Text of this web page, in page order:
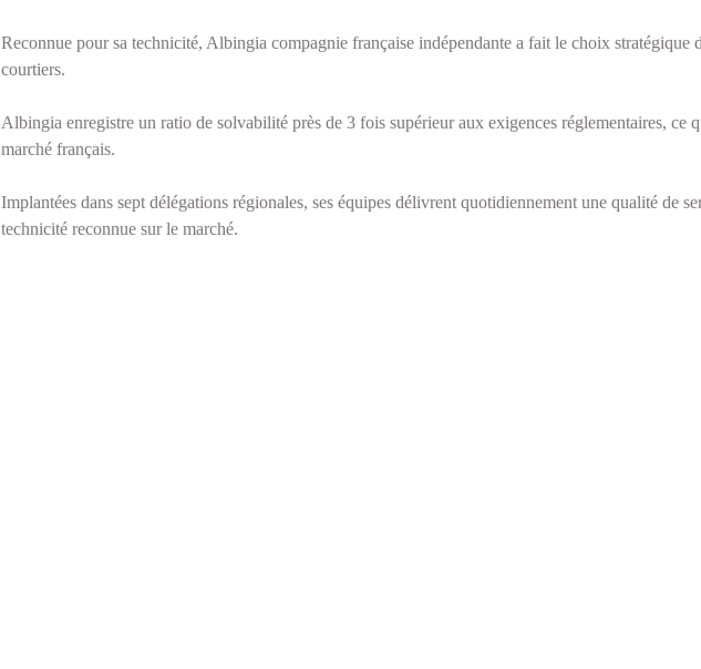
Reconnue pour sa technicité, Albingia compagnie française indépendante a fait le choix stratégique
courtiers.
Albingia enregistre un ratio de solvabilité près de 3 fois supérieur aux exigences réglementaires, ce
marché français.
Implantées dans sept délégations régionales, ses équipes délivrent quotidiennement une qualité de
technicité reconnue sur le marché.